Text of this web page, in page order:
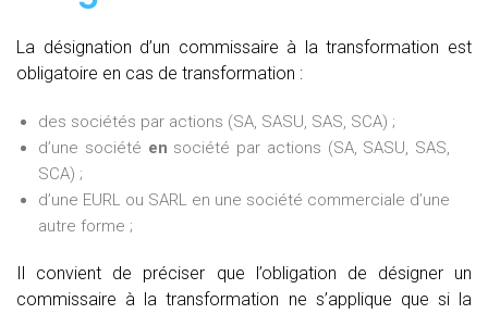
La désignation d’un commissaire à la transformation est
obligatoire en cas de transformation :
des sociétés par actions (SA, SASU, SAS, SCA) ;
d’une société en société par actions (SA, SASU, SAS,
SCA) ;
d’une EURL ou SARL en une société commerciale d’une
autre forme ;
Il convient de préciser que l’obligation de désigner un
commissaire à la transformation ne s’applique que si la